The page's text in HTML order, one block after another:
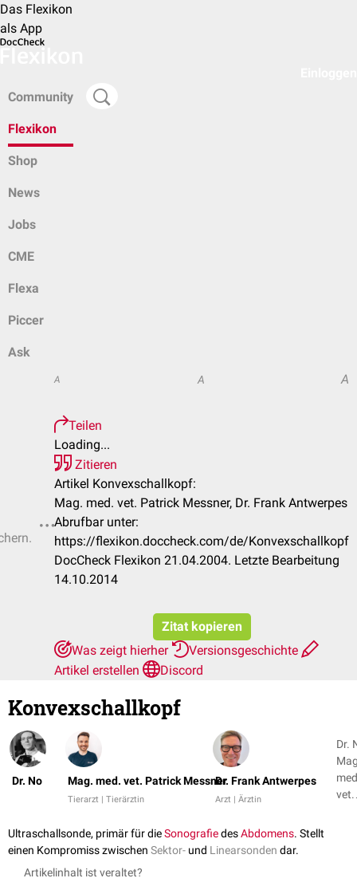
Das Flexikon
als App
Community
Flexikon
Shop
News
Jobs
CME
Flexa
Piccer
Ask
A A A
Teilen
Loading...
Zitieren
Artikel Konvexschallkopf:
Mag. med. vet. Patrick Messner, Dr. Frank Antwerpes
Abrufbar unter:
https://flexikon.doccheck.com/de/Konvexschallkopf
DocCheck Flexikon 21.04.2004. Letzte Bearbeitung
14.10.2014
Zitat kopieren
Was zeigt hierher
Versionsgeschichte
Artikel erstellen
Discord
Konvexschallkopf
Dr. No Mag. med. vet. Patrick Messner
Tierarzt | Tierärztin
Dr. Frank Antwerpes
Arzt | Ärztin
Dr.
vet.
Ultraschallsonde, primär für dieSonografiedesAbdomens. Stellt
einen Kompromiss zwischen Sektor- und Linearsonden dar.
Artikelinhalt ist veraltet?